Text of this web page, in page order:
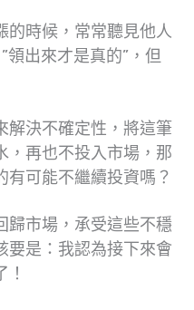
的時候，常常聽見他人
領出來才是真的”，但
解決不確定性，將這筆
，再也不投入市場，那
可能不繼續投資嗎？
歸市場，承受這些不穩
要是：我認為接下來會